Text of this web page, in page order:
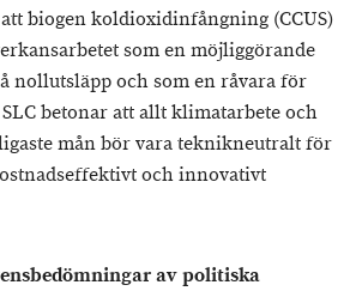
biogen koldioxidinfångning (CCUS)
som en möjliggörande
nollutsläpp och som en råvara för
betonar att allt klimatarbete och
mån bör vara teknikneutralt för
och innovativt
av politiska